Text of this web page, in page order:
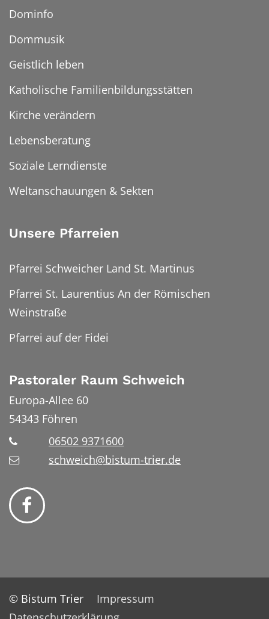
Dominfo
Dommusik
Geistlich leben
Katholische Familienbildungsstätten
Kirche verändern
Lebensberatung
Soziale Lerndienste
Weltanschauungen & Sekten
Unsere Pfarreien
Pfarrei Schweicher Land St. Martinus
Pfarrei St. Laurentius An der Römischen
Weinstraße
Pfarrei auf der Fidei
Pastoraler Raum Schweich
Europa-Allee 60
54343 Föhren
06502 9371600
schweich@bistum-trier.de
© Bistum Trier
Impressum